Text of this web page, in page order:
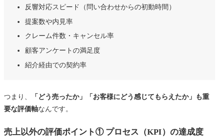
反響対応スピード（問い合わせからの初動時間）
提案数や内見率
クレーム件数・キャンセル率
顧客アンケートの満足度
紹介経由での契約率
つまり、
「どう売ったか」「お客様にどう感じてもらえたか」も重
要な評価軸なんです。
売上以外の評価ポイント① プロセス（KPI）の達成度